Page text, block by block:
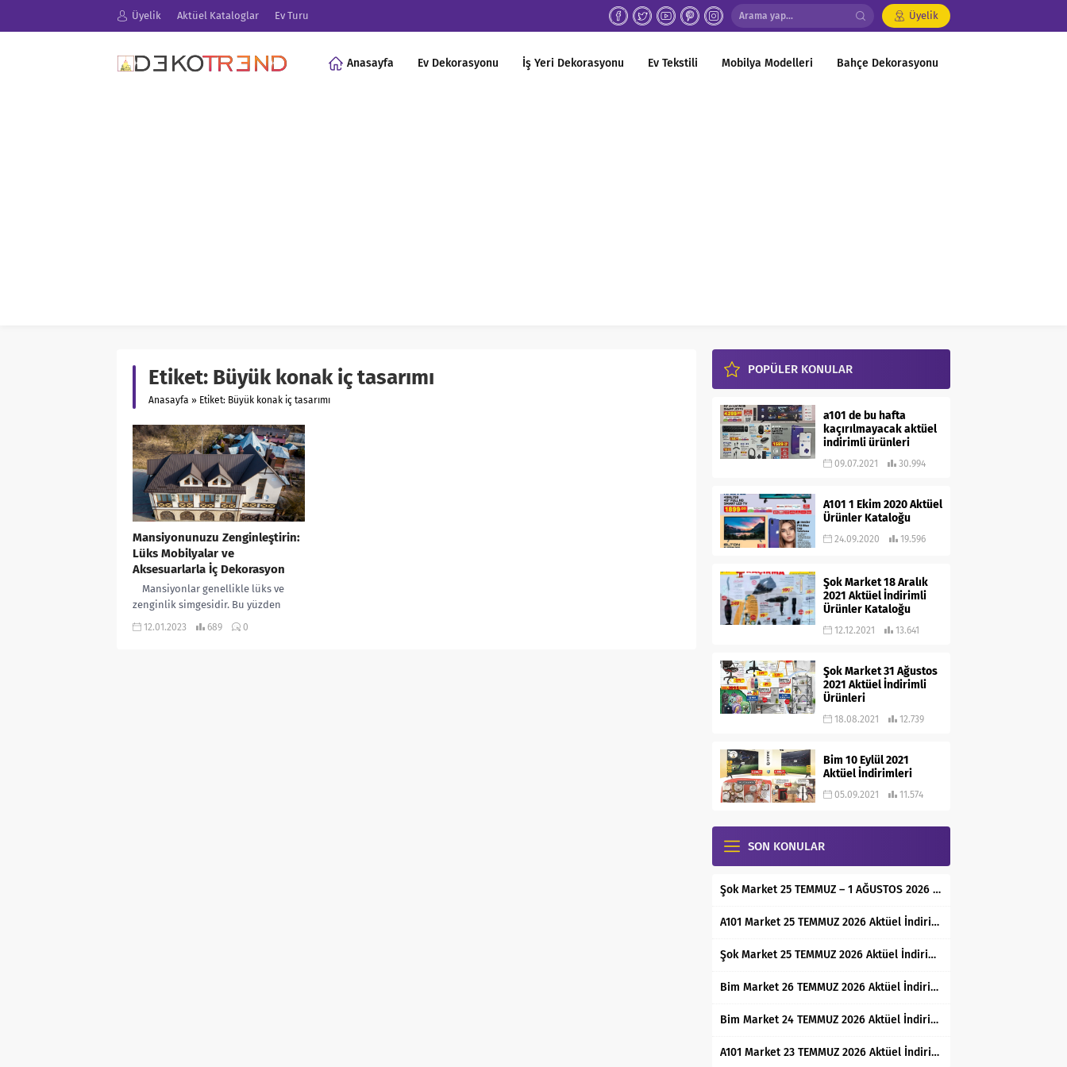
Üyelik Aktüel Kataloglar Ev Turu Üyelik
Anasayfa Ev Dekorasyonu İş Yeri Dekorasyonu Ev Tekstili Mobilya Modelleri Bahçe Dekorasyonu
Etiket: Büyük konak iç tasarımı
Anasayfa » Etiket: Büyük konak iç tasarımı
Mansiyonunuzu Zenginleştirin:
Lüks Mobilyalar ve
Aksesuarlarla İç Dekorasyon
Mansiyonlar genellikle lüks ve
zenginlik simgesidir. Bu yüzden
mansiyonların iç dekorasyonu da o
12.01.2023 689 0
POPÜLER KONULAR
a101 de bu hafta
kaçırılmayacak aktüel
indirimli ürünleri
09.07.2021 30.994
A101 1 Ekim 2020 Aktüel
Ürünler Kataloğu
24.09.2020 19.596
Şok Market 18 Aralık
2021 Aktüel İndirimli
Ürünler Kataloğu
12.12.2021 13.641
Şok Market 31 Ağustos
2021 Aktüel İndirimli
Ürünleri
18.08.2021 12.739
Bim 10 Eylül 2021
Aktüel İndirimleri
05.09.2021 11.574
SON KONULAR
Şok Market 25 TEMMUZ – 1 AĞUSTOS 2026 Aktüel İndirimli Ürünler Kataloğu
A101 Market 25 TEMMUZ 2026 Aktüel İndirimli Ürünler Kataloğu
Şok Market 25 TEMMUZ 2026 Aktüel İndirimli Ürünler Kataloğu
Bim Market 26 TEMMUZ 2026 Aktüel İndirimli Ürünler Kataloğu
Bim Market 24 TEMMUZ 2026 Aktüel İndirimli Ürünler Kataloğu
A101 Market 23 TEMMUZ 2026 Aktüel İndirimli Ürünler Kataloğu